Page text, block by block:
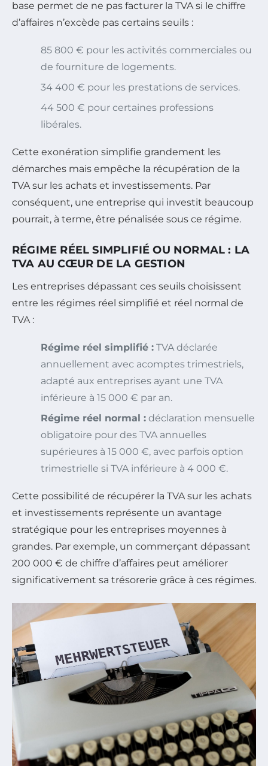
base permet de ne pas facturer la TVA si le chiffre
d’affaires n’excède pas certains seuils :
85 800 € pour les activités commerciales ou
de fourniture de logements.
34 400 € pour les prestations de services.
44 500 € pour certaines professions
libérales.
Cette exonération simplifie grandement les
démarches mais empêche la récupération de la
TVA sur les achats et investissements. Par
conséquent, une entreprise qui investit beaucoup
pourrait, à terme, être pénalisée sous ce régime.
RÉGIME RÉEL SIMPLIFIÉ OU NORMAL : LA
TVA AU CŒUR DE LA GESTION
Les entreprises dépassant ces seuils choisissent
entre les régimes réel simplifié et réel normal de
TVA :
Régime réel simplifié : TVA déclarée
annuellement avec acomptes trimestriels,
adapté aux entreprises ayant une TVA
inférieure à 15 000 € par an.
Régime réel normal : déclaration mensuelle
obligatoire pour des TVA annuelles
supérieures à 15 000 €, avec parfois option
trimestrielle si TVA inférieure à 4 000 €.
Cette possibilité de récupérer la TVA sur les achats
et investissements représente un avantage
stratégique pour les entreprises moyennes à
grandes. Par exemple, un commerçant dépassant
200 000 € de chiffre d’affaires peut améliorer
significativement sa trésorerie grâce à ces régimes.